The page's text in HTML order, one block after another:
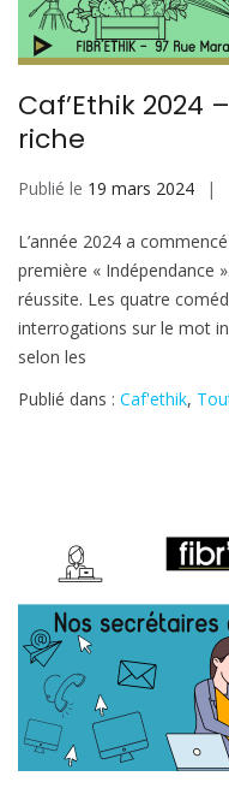
Caf’Ethik
riche
Publié le 19 mars 2024
L’année 2024 a
première « Indépendance
réussite. Les quatre
interrogations sur le mot
selon les
Publié dans : Caf'ethik,